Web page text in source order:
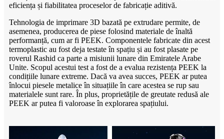
eficiența și fiabilitatea proceselor de fabricație aditivă.
Tehnologia de imprimare 3D bazată pe extrudare permite, de
asemenea, producerea de piese folosind materiale de înaltă
performanță, cum ar fi PEEK. Componentele fabricate din acest
termoplastic au fost deja testate în spațiu și au fost plasate pe
roverul Rashid ca parte a misiunii lunare din Emiratele Arabe
Unite. Scopul acestui test a fost de a evalua rezistența PEEK la
condițiile lunare extreme. Dacă va avea succes, PEEK ar putea
înlocui piesele metalice în situațiile în care acestea se rup sau
materialele sunt rare. În plus, proprietățile de greutate redusă ale
PEEK ar putea fi valoroase în explorarea spațiului.